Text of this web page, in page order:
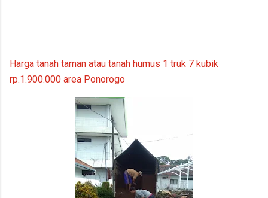
Harga tanah taman atau tanah humus 1 truk 7 kubik
rp.1.900.000 area Ponorogo